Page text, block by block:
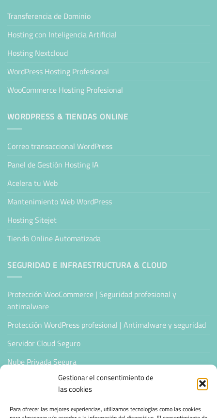
Gestionar el consentimiento de
las cookies
Para ofrecer las mejores experiencias, utilizamos tecnologías como las cookies
Transferencia de Dominio
Hosting con Inteligencia Artificial
Hosting Nextcloud
WordPress Hosting Profesional
WooCommerce Hosting Profesional
WORDPRESS & TIENDAS ONLINE
Correo transaccional WordPress
Panel de Gestión Hosting IA
Acelera tu Web
Mantenimiento Web WordPress
Hosting Sitejet
Tienda Online Automatizada
SEGURIDAD E INFRAESTRUCTURA & CLOUD
Protección WooCommerce | Seguridad profesional y
antimalware
Protección WordPress profesional | Antimalware y seguridad
Servidor Cloud Seguro
Nube Privada Segura
CONFIANZA & ESPECIALIZACIÓN